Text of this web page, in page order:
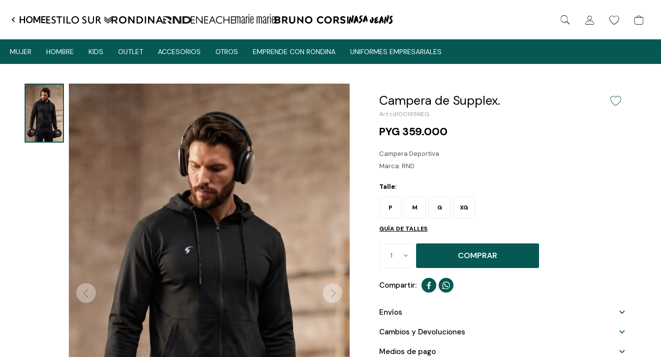
HOME
MUJER HOMBRE KIDS OUTLET ACCESORIOS OTROS EMPRENDE CON RONDINA UNIFORMES EMPRESARIALES
Campera de Supplex.
rd100195NEG
PYG 359.000
Campera Deportiva
Marca: RND
Talle:
P M G XG
GUÍA DE TALLES
1 COMPRAR
 
Envíos
Cambios y Devoluciones
Medios de pago